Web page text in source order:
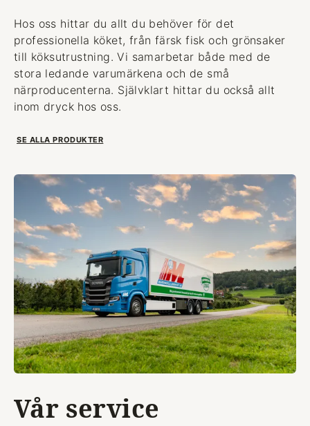
Hos oss hittar du allt du behöver för det
professionella köket, från färsk fisk och grönsaker
till köksutrustning. Vi samarbetar både med de
stora ledande varumärkena och de små
närproducenterna. Självklart hittar du också allt
inom dryck hos oss.
SE ALLA PRODUKTER
Vår service